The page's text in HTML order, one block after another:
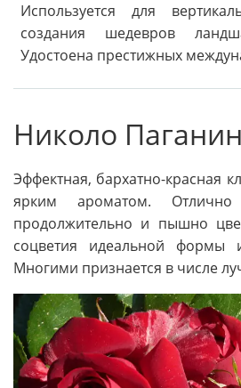
Используется для
создания шедевров
Удостоена престижных
Николо
Эффектная, бархатно-красная
ярким ароматом.
продолжительно и пышно
соцветия идеальной формы
Многими признается в числе